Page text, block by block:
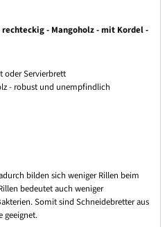
- Mangoholz - mit Kordel -
oder Servierbrett
- robust und unempfindlich
bilden sich weniger Rillen beim
bedeutet auch weniger
Somit sind Schneidebretter aus
geeignet.